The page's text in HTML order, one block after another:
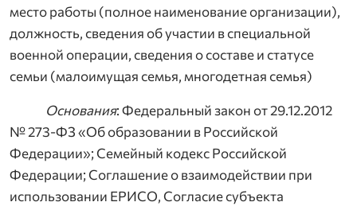
место работы (полное наименование организации),
должность, сведения об участии в специальной
военной операции, сведения о составе и статусе
семьи (малоимущая семья, многодетная семья)
Основания: Федеральный закон от 29.12.2012
№ 273-ФЗ «Об образовании в Российской
Федерации»; Семейный кодекс Российской
Федерации; Соглашение о взаимодействии при
использовании ЕРИСО, Согласие субъекта